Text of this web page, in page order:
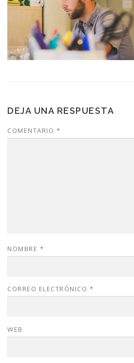
DEJA UNA RESPUESTA
COMENTARIO *
NOMBRE *
CORREO ELECTRÓNICO *
WEB